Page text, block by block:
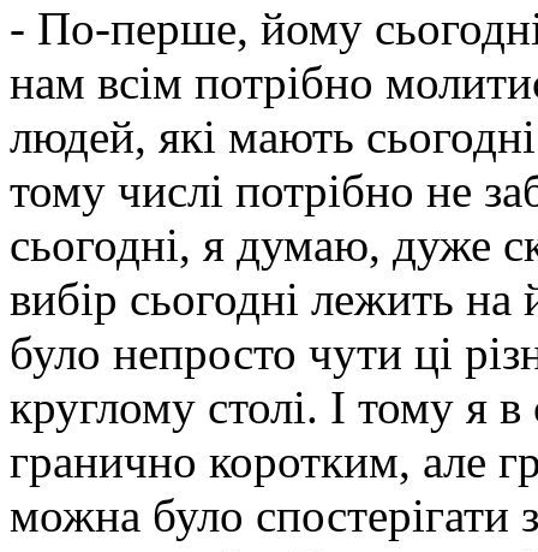
- По-перше, йому
нам всім потрібно
людей, які мають
тому числі потрібно не
сьогодні, я думаю, дуже
вибір сьогодні лежить
було непросто чути ці
круглому столі. І тому я
гранично коротким, але
можна було спостерігати